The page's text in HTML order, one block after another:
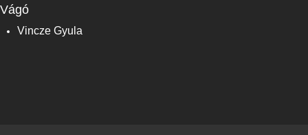
Vágó
Vincze Gyula